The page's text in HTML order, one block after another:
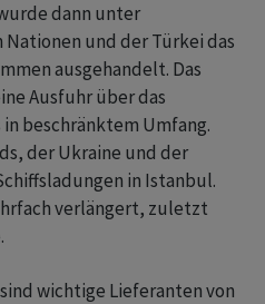
dann unter
und der Türkei das
ausgehandelt. Das
Ausfuhr über das
beschränktem Umfang.
der Ukraine und der
in Istanbul.
verlängert, zuletzt
wichtige Lieferanten von